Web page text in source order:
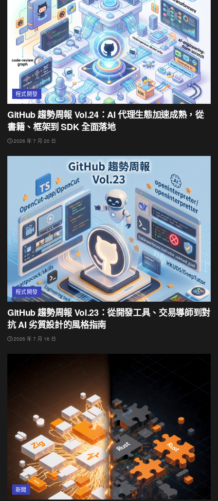
程式開發
GitHub 趨勢周報 Vol.24：AI 代理生態加速成熟，從
書籍、框架到 SDK 全面落地
2026 年 7 月 20 日
程式開發
GitHub 趨勢周報 Vol.23：從開發工具、交易導師到對
抗 AI 劣質設計的風格指南
2026 年 7 月 16 日
新聞